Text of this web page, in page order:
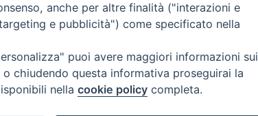
anche per altre finalità ("interazioni e
e pubblicità") come specificato nella
puoi avere maggiori informazioni sui
chiudendo questa informativa proseguirai la
nella cookie policy completa.